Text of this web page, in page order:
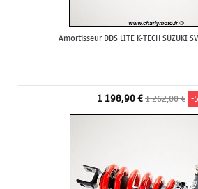
Amortisseur DDS LITE K-TECH SUZUKI
1 198,90 €1 262,00 € -